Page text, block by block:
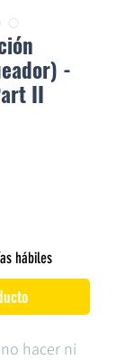
-
II
hábiles
hacer ni